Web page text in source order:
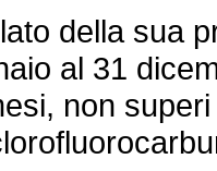
della sua
al 31
non